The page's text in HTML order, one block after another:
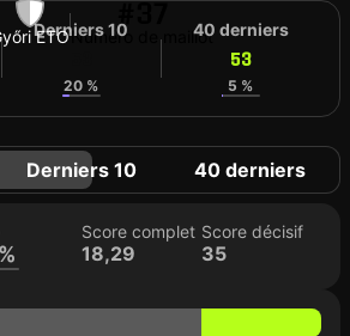
ETONuméro de maillot
Derniers 10
20 %
40 derniers
53
5 %
Derniers 10 40 derniers
Score complet
18,29
Score décisif
35